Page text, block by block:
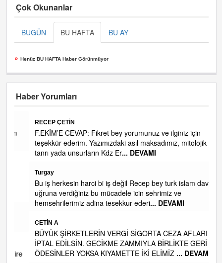
Çok Okunanlar
BUGÜN BU HAFTA BU AY
» Henüz BU HAFTA Haber Görünmüyor
Haber Yorumları
RECEP ÇETİN
F.EKİM’E CEVAP: Fikret bey yorumunuz ve ilginiz için
teşekkür ederim. Yazımızdaki asıl maksadımız, mitolojik
tanrı yada unsurların Kdz Er... DEVAMI
Turgay
Bu iş herkesin harci bi iş değil Recep bey turk islam davasi
uğruna verdiğiniz bu mücadele icin sehrimiz ve
hemsehrilerimiz adina tesekkur ederi... DEVAMI
CETİN A
BÜYÜK ŞİRKETLERİN VERGİ SİGORTA CEZA AFLARI DA
İPTAL EDİLSİN. GECİKME ZAMMIYLA BİRLİKTE GERİ
ÖDESİNLER YOKSA KIYAMETTE İKİ ELİMİZ... DEVAMI